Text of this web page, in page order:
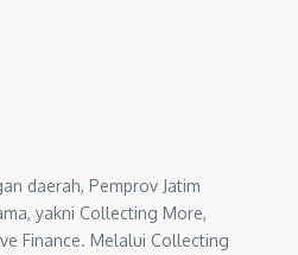
daerah, Pemprov Jatim
yakni Collecting More,
Finance. Melalui Collecting